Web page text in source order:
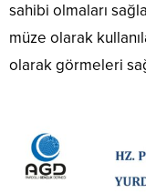
sahibi olmaları
müze olarak
olarak görmeleri